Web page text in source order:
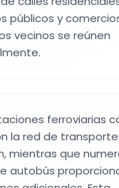
públicos y
vecinos se reúnen
ferroviarias
la red de
mientras que
autobús